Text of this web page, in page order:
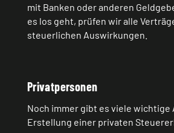
mit Banken oder anderen
es los geht, prüfen wir alle
steuerlichen Auswirkungen.
Privatpersonen
Noch immer gibt es viele wichtige
Erstellung einer privaten